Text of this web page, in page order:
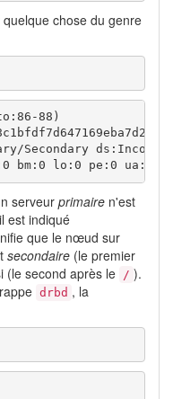
chose du genre
88)
Secondary
bm:0 lo:0 pe:0 ua:0
serveurprimaire n'est
est indiqué
que le nœud sur
secondaire (le premier
(le second après le / ).
drbd , la